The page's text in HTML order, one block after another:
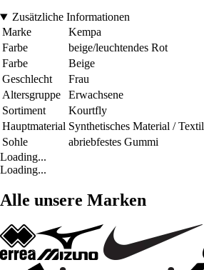
Zusätzliche Informationen
Marke
Kempa
Farbe
beige/leuchtendes Rot
Farbe
Beige
Geschlecht
Frau
Altersgruppe
Erwachsene
Sortiment
Kourtfly
Hauptmaterial Synthetisches Material / Textil
Sohle
abriebfestes Gummi
Loading...
Loading...
Alle unsere Marken